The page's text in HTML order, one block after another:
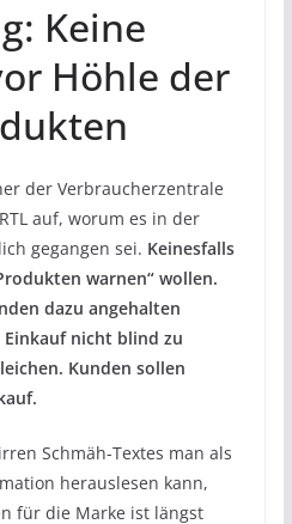
Keine
Höhle der
der Verbraucherzentrale
auf, worum es in der
gegangen sei. Keinesfalls
warnen“ wollen.
dazu angehalten
nicht blind zu
Kunden sollen
Schmäh-Textes man als
herauslesen kann,
für die Marke ist längst